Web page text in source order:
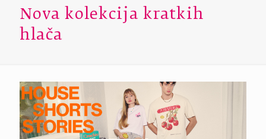
Nova kolekcija kratkih
hlača